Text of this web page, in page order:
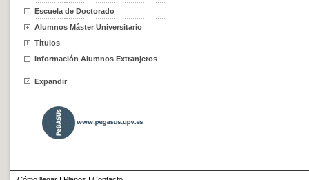
Escuela de Doctorado
Alumnos Máster Universitario
Títulos
Información Alumnos Extranjeros
Expandir